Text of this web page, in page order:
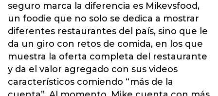
seguro marca la diferencia es Mikevsfood,
un foodie que no solo se dedica a mostrar
diferentes restaurantes del país, sino que le
da un giro con retos de comida, en los que
muestra la oferta completa del restaurante
y da el valor agregado con sus videos
característicos comiendo “más de la